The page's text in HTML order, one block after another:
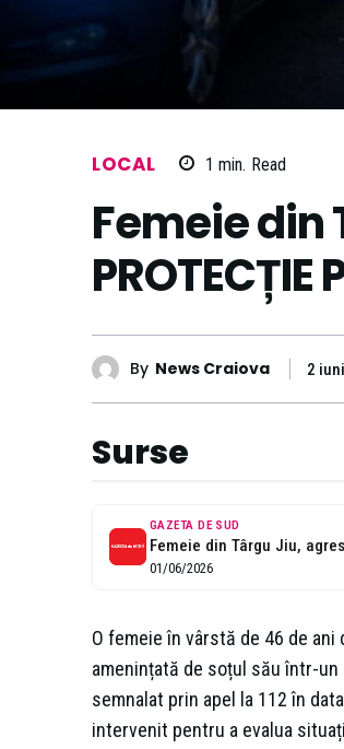
LOCAL 1 min. Read
Femeie din
PROTECȚIE
By News Craiova 2
Surse
GAZETA DE SUD
01/06/2026
O femeie în vârstă de 46 de
amenințată de soțul său într-
semnalat prin apel la 112 în
intervenit pentru a evalua